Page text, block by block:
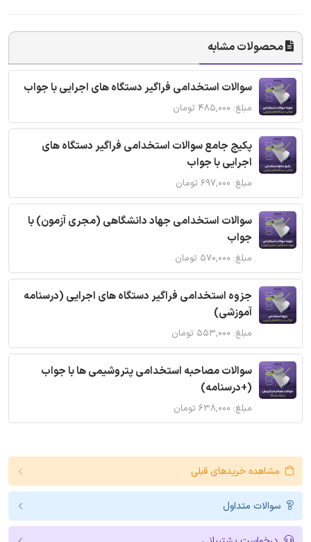
محصولات مشابه
سوالات استخدامی فراگیر دستگاه های اجرایی با جواب
مبلغ: ۴۸۵,۰۰۰ تومان
پکیج جامع سوالات استخدامی فراگیر دستگاه های
اجرایی با جواب
مبلغ: ۶۹۷,۰۰۰ تومان
سوالات استخدامی جهاد دانشگاهی (مجری آزمون) با
جواب
مبلغ: ۵۷۰,۰۰۰ تومان
جزوه استخدامی فراگیر دستگاه های اجرایی (درسنامه
آموزشی)
مبلغ: ۵۵۳,۰۰۰ تومان
سوالات مصاحبه استخدامی پتروشیمی ها با جواب
(+درسنامه)
مبلغ: ۶۳۸,۰۰۰ تومان
مشاهده خریدهای قبلی
سوالات متداول